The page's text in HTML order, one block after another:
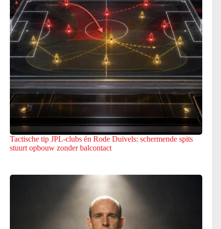
Tactische tip JPL-clubs én Rode Duivels: schermende spits
stuurt opbouw zonder balcontact